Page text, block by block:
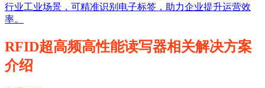
行业工业场景，可精准识别电子标签，助力企业提升运营效
率。
RFID超高频高性能读写器相关解决方案
介绍